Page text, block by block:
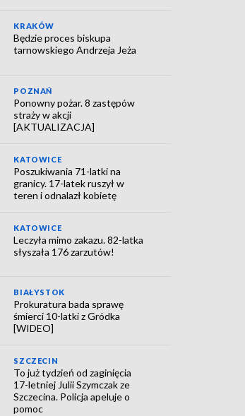
KRAKÓW
Będzie proces biskupa
tarnowskiego Andrzeja Jeża
POZNAŃ
Ponowny pożar. 8 zastępów
straży w akcji
[AKTUALIZACJA]
KATOWICE
Poszukiwania 71-latki na
granicy. 17-latek ruszył w
teren i odnalazł kobietę
KATOWICE
Leczyła mimo zakazu. 82-latka
słyszała 176 zarzutów!
BIAŁYSTOK
Prokuratura bada sprawę
śmierci 10-latki z Gródka
[WIDEO]
SZCZECIN
To już tydzień od zaginięcia
17-letniej Julii Szymczak ze
Szczecina. Policja apeluje o
pomoc